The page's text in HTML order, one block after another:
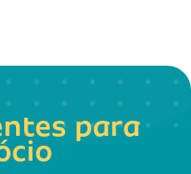
para